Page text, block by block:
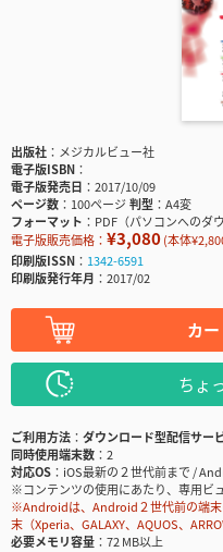
出版社
メジカルビュー社
電子版ISBN
電子版発売日
2017/10/09
ページ数
100ページ判型
A4変
フォーマット
PDF（パソコンへのダ
電子版販売価格： ¥3,080(本体
印刷版ISSN
1342-6591
印刷版発行年月
2017/02
カ
ちょ
ご利用方法
ダウンロード型配信サー
同時使用端末数
2
対応OS
iOS最新の２世代前まで /
※コンテンツの使用にあたり、専用ビ
※Androidは、Android２世代前の端末
末（Xperia、GALAXY、AQUOS、
必要メモリ容量
72 MB以上